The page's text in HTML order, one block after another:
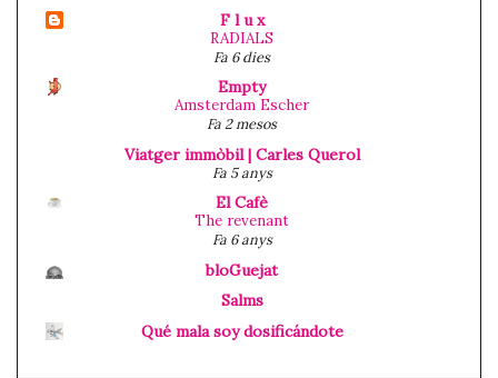
F l u x
RADIALS
Fa 6 dies
Empty
Amsterdam Escher
Fa 2 mesos
Viatger immòbil | Carles Querol
Fa 5 anys
El Cafè
The revenant
Fa 6 anys
bloGuejat
Salms
Qué mala soy dosificándote